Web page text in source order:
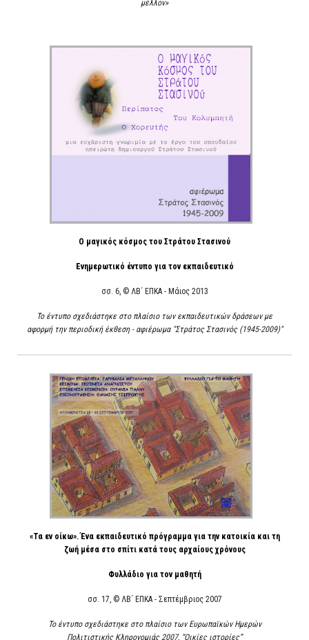
μέλλον»
Ο μαγικός κόσμος του Στράτου Στασινού
Ενημερωτικό έντυπο για τον εκπαιδευτικό
σσ. 6, © ΛΒ΄ ΕΠΚΑ - Μάιος 2013
Το έντυπο σχεδιάστηκε στο πλαίσιο των εκπαιδευτικών δράσεων με
αφορμή την περιοδική έκθεση - αφιέρωμα "Στράτος Στασινός (1945-2009)"
«Τα εν οίκω». Ένα εκπαιδευτικό πρόγραμμα για την κατοικία και τη
ζωή μέσα στο σπίτι κατά τους αρχαίους χρόνους
Φυλλάδιο για τον μαθητή
σσ. 17, © ΛΒ΄ ΕΠΚΑ - Σεπτέμβριος 2007
Το έντυπο σχεδιάστηκε στο πλαίσιο των Ευρωπαϊκών Ημερών
Πολιτιστικής Κληρονομιάς 2007, “Οικίες ιστορίες”